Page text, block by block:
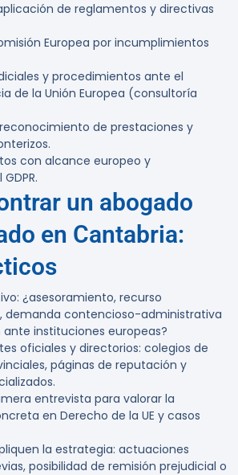
de reglamentos y directivas
Europea por incumplimientos
y procedimientos ante el
de la Unión Europea (consultoría
de prestaciones y
con alcance europeo y
un abogado
en Cantabria:
¿asesoramiento, recurso
demanda contencioso-administrativa
instituciones europeas?
oficiales y directorios: colegios de
páginas de reputación y
entrevista para valorar la
en Derecho de la UE y casos
la estrategia: actuaciones
posibilidad de remisión prejudicial o